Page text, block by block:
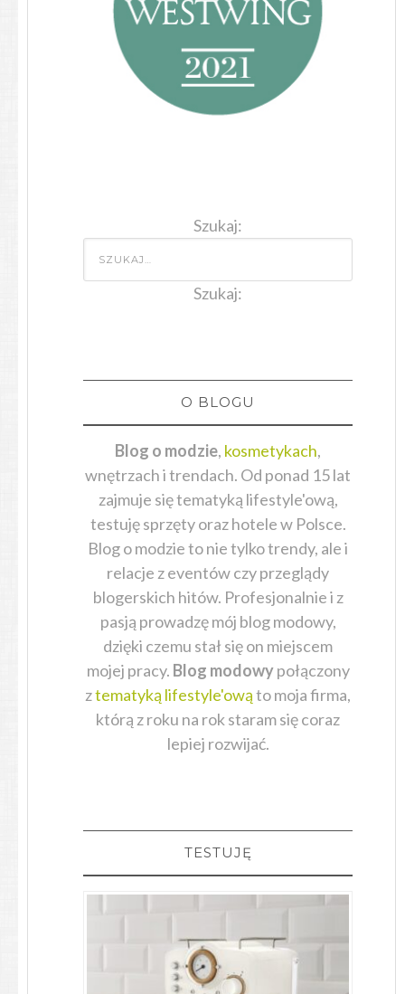
Szukaj:
Szukaj:
O BLOGU
Blog o modzie, kosmetykach,
wnętrzach i trendach. Od ponad 15 lat
zajmuje się tematyką lifestyle'ową,
testuję sprzęty oraz hotele w Polsce.
Blog o modzie to nie tylko trendy, ale i
relacje z eventów czy przeglądy
blogerskich hitów. Profesjonalnie i z
pasją prowadzę mój blog modowy,
dzięki czemu stał się on miejscem
mojej pracy. Blog modowypołączony
ztematyką lifestyle'owąto moja firma,
którą z roku na rok staram się coraz
lepiej rozwijać.
TESTUJĘ